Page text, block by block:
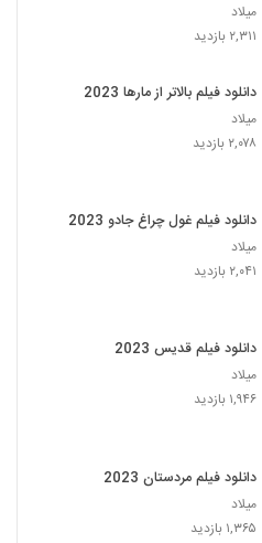
میلاد
۲,۳۱۱ بازدید
دانلود فیلم بالاتر از مارها 2023
میلاد
۲,۰۷۸ بازدید
دانلود فیلم غول چراغ جادو 2023
میلاد
۲,۰۴۱ بازدید
دانلود فیلم قدیس 2023
میلاد
۱,۹۴۶ بازدید
دانلود فیلم مردستان 2023
میلاد
۱,۳۶۵ بازدید